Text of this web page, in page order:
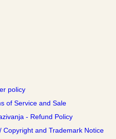
policy
of Service and Sale
- Refund Policy
and Trademark Notice